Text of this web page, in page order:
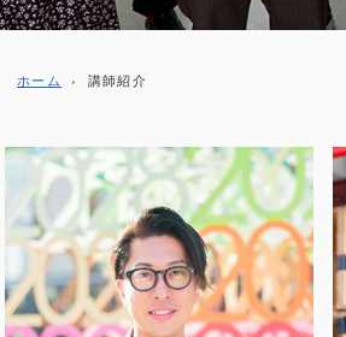
ホーム › 講師紹介